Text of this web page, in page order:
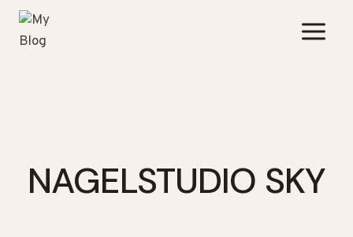
Zum
Inhalt
springen
NAGELSTUDIO SKY